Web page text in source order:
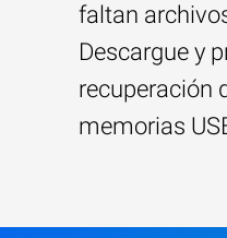
faltan
Descargue y
recuperación
memorias